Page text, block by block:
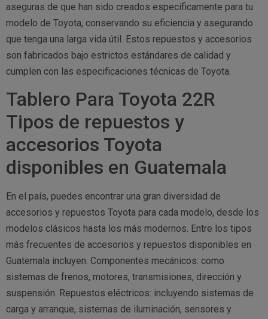
aseguras de que han sido creados específicamente para tu
modelo de Toyota, conservando su eficiencia y asegurando
que tenga una larga vida útil. Estos repuestos y accesorios
son fabricados bajo estrictos estándares de calidad y
cumplen con las especificaciones técnicas de Toyota.
Tablero Para Toyota 22R
Tipos de repuestos y
accesorios Toyota
disponibles en Guatemala
En el país, puedes encontrar una gran diversidad de
accesorios y repuestos Toyota para cada modelo, desde los
modelos clásicos hasta los más modernos. Entre los tipos
más frecuentes de accesorios y repuestos disponibles en
Guatemala incluyen: Componentes mecánicos: como
sistemas de frenos, motores, transmisiones, dirección y
suspensión. Repuestos eléctricos: incluyendo sistemas de
carga y arranque, sistemas de iluminación, sensores y